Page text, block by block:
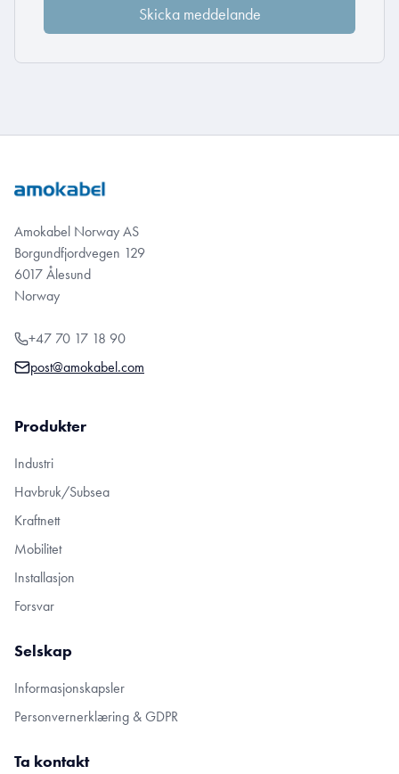
Amokabel Norway AS
Borgundfjordvegen 129
6017 Ålesund
Norway
+47 70 17 18 90
post@amokabel.com
Produkter
Industri
Havbruk/Subsea
Kraftnett
Mobilitet
Installasjon
Forsvar
Selskap
Informasjonskapsler
Personvernerklæring & GDPR
Ta kontakt